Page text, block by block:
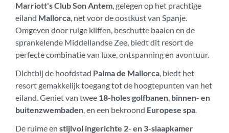
Marriott's Club Son Antem, gelegen op het prachtige
eiland Mallorca, net voor de oostkust van Spanje.
Omgeven door ruige kliffen, beschutte baaien en de
sprankelende Middellandse Zee, biedt dit resort de
perfecte combinatie van luxe, ontspanning en avontuur.
Dichtbij de hoofdstad Palma de Mallorca, biedt het
resort gemakkelijk toegang tot de hoogtepunten van het
eiland. Geniet van twee 18-holes golfbanen, binnen- en
buitenzwembaden, en een bekroond Europese spa.
De ruime enstijlvol ingerichte 2- en 3-slaapkamer